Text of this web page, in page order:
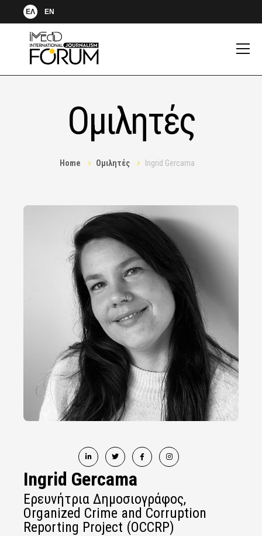
ΕΛ EN
Ομιλητές
Home Ομιλητές Ingrid Gercama
Ingrid Gercama
Ερευνήτρια Δημοσιογράφος,
Organized Crime and Corruption
Reporting Project (OCCRP)